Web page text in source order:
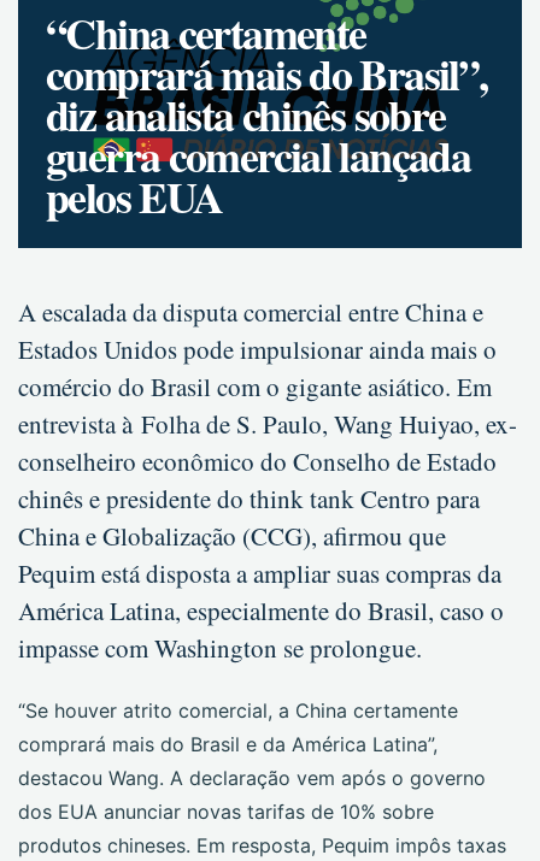
“China certamente
comprará mais do Brasil”,
diz analista chinês sobre
guerra comercial lançada
pelos EUA
A escalada da disputa comercial entre China e
Estados Unidos pode impulsionar ainda mais o
comércio do Brasil com o gigante asiático. Em
entrevista à Folha de S. Paulo, Wang Huiyao, ex-
conselheiro econômico do Conselho de Estado
chinês e presidente do think tank Centro para
China e Globalização (CCG), afirmou que
Pequim está disposta a ampliar suas compras da
América Latina, especialmente do Brasil, caso o
impasse com Washington se prolongue.
“Se houver atrito comercial, a China certamente
comprará mais do Brasil e da América Latina”,
destacou Wang. A declaração vem após o governo
dos EUA anunciar novas tarifas de 10% sobre
produtos chineses. Em resposta, Pequim impôs taxas